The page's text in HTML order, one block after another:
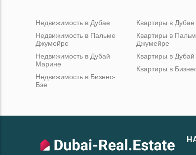
Недвижимость в Дубае
Недвижимость в Пальме
Джумейре
Недвижимость в Дубай
Марине
Недвижимость в Бизнес-
Бэе
Квартиры в Дубае
Квартиры в
Джумейре
Квартиры в
Квартиры в